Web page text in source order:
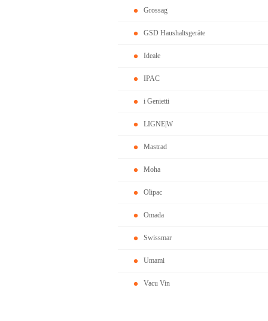
Grossag
GSD Haushaltsgeräte
Ideale
IPAC
i Genietti
LIGNE|W
Mastrad
Moha
Olipac
Omada
Swissmar
Umami
Vacu Vin